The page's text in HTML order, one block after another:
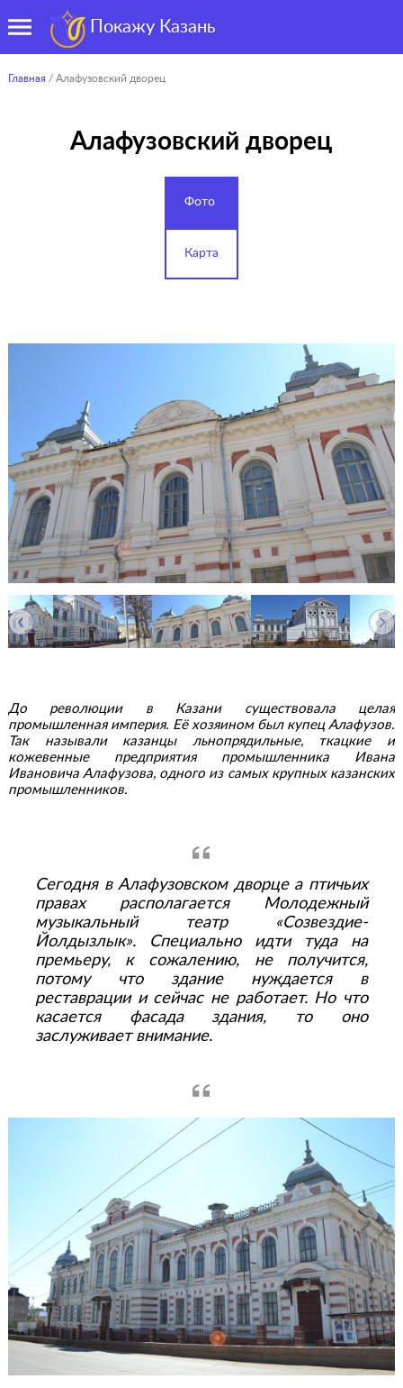
Покажу Казань
Главная / Алафузовский дворец
Алафузовский дворец
Фото
Карта
До революции в Казани существовала целая
промышленная империя. Её хозяином был купец Алафузов.
Так называли казанцы льнопрядильные, ткацкие и
кожевенные предприятия промышленника Ивана
Ивановича Алафузова, одного из самых крупных казанских
промышленников.
Сегодня в Алафузовском дворце а птичьих
правах располагается Молодежный
музыкальный театр «Созвездие-
Йолдызлык». Специально идти туда на
премьеру, к сожалению, не получится,
потому что здание нуждается в
реставрации и сейчас не работает. Но что
касается фасада здания, то оно
заслуживает внимание.